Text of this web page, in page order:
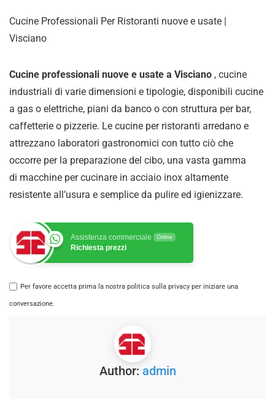
Cucine Professionali Per Ristoranti nuove e usate |
Visciano
Cucine professionali nuove e usate a Visciano , cucine
industriali di varie dimensioni e tipologie, disponibili cucine
a gas o elettriche, piani da banco o con struttura per bar,
caffetterie o pizzerie. Le cucine per ristoranti arredano e
attrezzano laboratori gastronomici con tutto ciò che
occorre per la preparazione del cibo, una vasta gamma
di macchine per cucinare in acciaio inox altamente
resistente all’usura e semplice da pulire ed igienizzare.
Assistenza commerciale Online
Richiesta prezzi
Per favore accetta prima la nostra politica sulla privacy per iniziare una
conversazione.
Author: admin